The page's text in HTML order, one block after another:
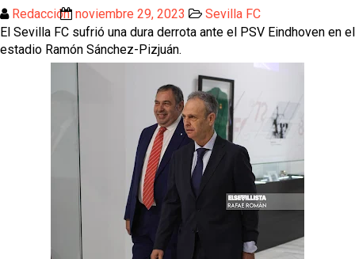
Luis García Plaza: No sufrir ya es un paso adelante
El Sevilla FC plantea ampliar hasta cinco fichajes
más antes del cierre
Djibril Sow pone rumbo a Italia para firmar su nuevo
contrato con el Genoa
Kochorashvili, seria opción para reforzar el centro
del campo sevillista
Sow muy cerca de cerrar su traspaso al Genoa
Redacción noviembre 29, 2023
Sevilla FC
El Sevilla FC sufrió una dura derrota ante el PSV Eindhoven en el
estadio Ramón Sánchez-Pizjuán.